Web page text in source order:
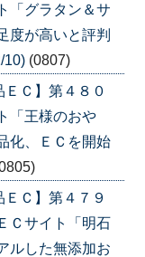
「グラタン＆サ
が高いと評判
10) (0807)
ＥＣ】第４８０
「王様のおや
化、ＥＣを開始
ＥＣ】第４７９
Ｃサイト「明石
ルした無添加お